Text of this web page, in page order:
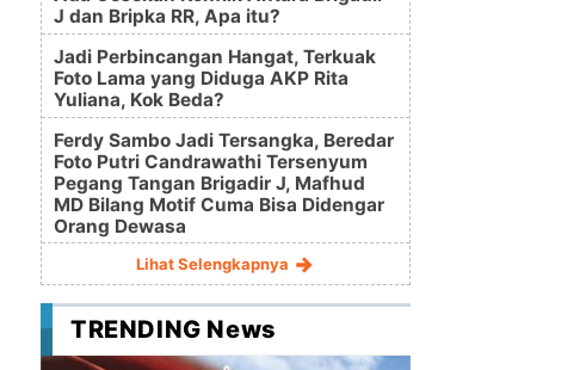
J dan Bripka RR, Apa itu?
Jadi Perbincangan Hangat, Terkuak
Foto Lama yang Diduga AKP Rita
Yuliana, Kok Beda?
Ferdy Sambo Jadi Tersangka, Beredar
Foto Putri Candrawathi Tersenyum
Pegang Tangan Brigadir J, Mafhud
MD Bilang Motif Cuma Bisa Didengar
Orang Dewasa
Lihat Selengkapnya
TRENDING News